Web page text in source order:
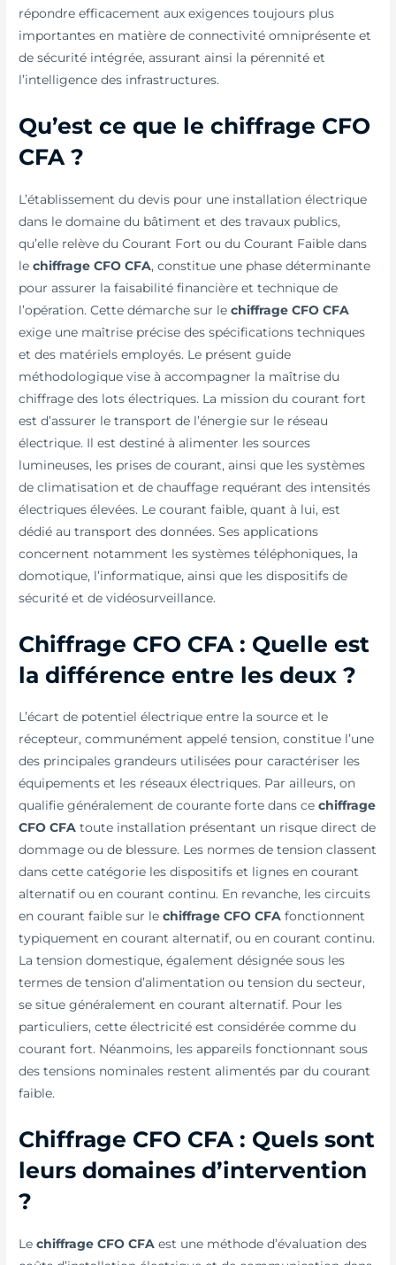
répondre efficacement aux exigences toujours plus
importantes en matière de connectivité omniprésente et
de sécurité intégrée, assurant ainsi la pérennité et
l’intelligence des infrastructures.
Qu’est ce que le chiffrage CFO
CFA ?
L’établissement du devis pour une installation électrique
dans le domaine du bâtiment et des travaux publics,
qu’elle relève du Courant Fort ou du Courant Faible dans
lechiffrage CFO CFA, constitue une phase déterminante
pour assurer la faisabilité financière et technique de
l’opération. Cette démarche sur lechiffrage CFO CFA
exige une maîtrise précise des spécifications techniques
et des matériels employés. Le présent guide
méthodologique vise à accompagner la maîtrise du
chiffrage des lots électriques. La mission du courant fort
est d’assurer le transport de l’énergie sur le réseau
électrique. Il est destiné à alimenter les sources
lumineuses, les prises de courant, ainsi que les systèmes
de climatisation et de chauffage requérant des intensités
électriques élevées. Le courant faible, quant à lui, est
dédié au transport des données. Ses applications
concernent notamment les systèmes téléphoniques, la
domotique, l’informatique, ainsi que les dispositifs de
sécurité et de vidéosurveillance.
Chiffrage CFO CFA : Quelle est
la différence entre les deux ?
L’écart de potentiel électrique entre la source et le
récepteur, communément appelé tension, constitue l’une
des principales grandeurs utilisées pour caractériser les
équipements et les réseaux électriques. Par ailleurs, on
qualifie généralement de courante forte dans cechiffrage
CFO CFAtoute installation présentant un risque direct de
dommage ou de blessure. Les normes de tension classent
dans cette catégorie les dispositifs et lignes en courant
alternatif ou en courant continu. En revanche, les circuits
en courant faible sur lechiffrage CFO CFA fonctionnent
typiquement en courant alternatif, ou en courant continu.
La tension domestique, également désignée sous les
termes de tension d’alimentation ou tension du secteur,
se situe généralement en courant alternatif. Pour les
particuliers, cette électricité est considérée comme du
courant fort. Néanmoins, les appareils fonctionnant sous
des tensions nominales restent alimentés par du courant
faible.
Chiffrage CFO CFA : Quels sont
leurs domaines d’intervention
?
Le chiffrage CFO CFA est une méthode d’évaluation des